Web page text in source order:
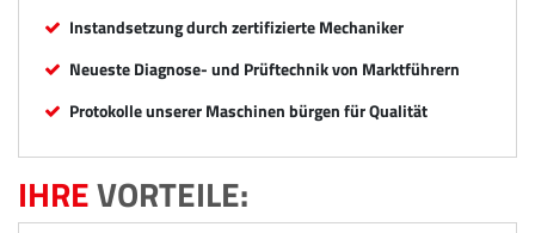
Instandsetzung durch zertifizierte Mechaniker
Neueste Diagnose- und Prüftechnik von Marktführern
Protokolle unserer Maschinen bürgen für Qualität
IHREVORTEILE: